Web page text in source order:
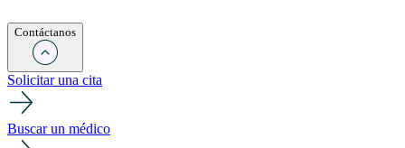
Contáctanos
Solicitar una cita
Buscar un médico